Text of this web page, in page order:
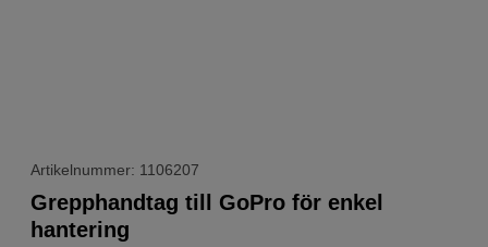
Artikelnummer: 1106207
Grepphandtag till GoPro för enkel
hantering